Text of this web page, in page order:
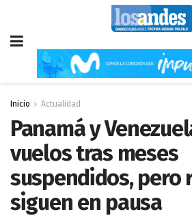
Inicio Actualidad
Panamá y
vuelos tras meses
suspendidos, pero
siguen en pausa